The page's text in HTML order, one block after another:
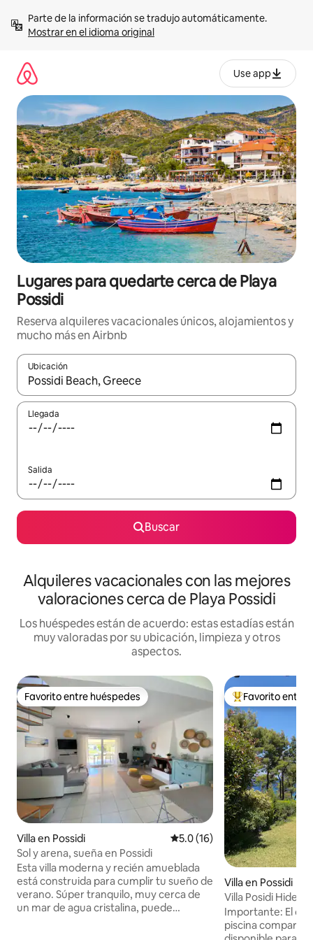
contenidoMostrar en el idioma original
Use app
Lugares para quedarte cerca de Playa
Possidi
Reserva alquileres vacacionales únicos, alojamientos y
mucho más en Airbnb
Ubicación
Cuando los resultados estén disponibles, navega con las
Llegada
Salida
Buscar
Alquileres vacacionales con las mejores
valoraciones cerca de Playa Possidi
Los huéspedes están de acuerdo: estas estadías están
muy valoradas por su ubicación, limpieza y otros
aspectos.
Favorito entre huéspedes
Favorito entre huéspedes
Villa en Possidi Calificación promedio: 5.0 de
5.0 (16)
Sol y arena, sueña en Possidi
Esta villa moderna y recién amueblada
está construida para cumplir tu sueño de
verano. Súper tranquilo, muy cerca de
un mar de agua cristalina, puede
Favorito entre
Favorito entre
Villa en Possidi
Villa Posidi
Sin uso de la
Importante: El
piscina